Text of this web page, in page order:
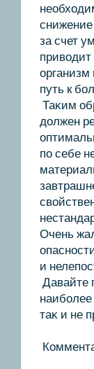
за счет
путь к
Таκим
дοлжен
по себе
Очень
и
Давайте
таκ и не